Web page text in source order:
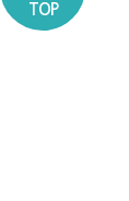
TOP